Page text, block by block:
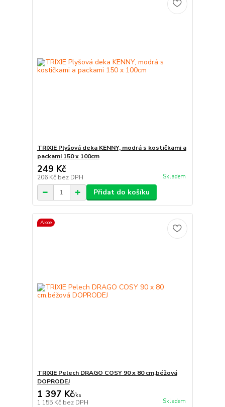
TRIXIE Plyšová deka KENNY, modrá s kostičkami a
packami 150 x 100cm
249 Kč
206 Kč bez DPH Skladem
Přidat do košíku
Akce
TRIXIE Pelech DRAGO COSY 90 x 80 cm,béžová
DOPRODEJ
1 397 Kč/ks
1 155 Kč bez DPH Skladem